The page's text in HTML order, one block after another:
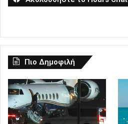
Πιο Δημοφιλή